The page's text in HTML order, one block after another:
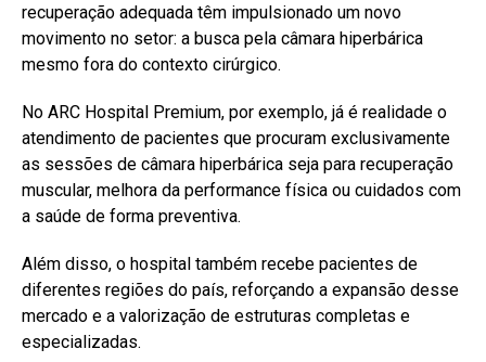
recuperação adequada têm impulsionado um novo
movimento no setor: a busca pela câmara hiperbárica
mesmo fora do contexto cirúrgico.
No ARC Hospital Premium, por exemplo, já é realidade o
atendimento de pacientes que procuram exclusivamente
as sessões de câmara hiperbárica seja para recuperação
muscular, melhora da performance física ou cuidados com
a saúde de forma preventiva.
Além disso, o hospital também recebe pacientes de
diferentes regiões do país, reforçando a expansão desse
mercado e a valorização de estruturas completas e
especializadas.